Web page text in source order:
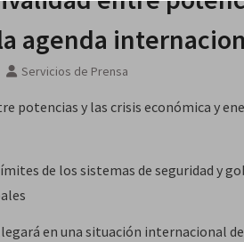
agenda
Servicios de Prensa
potencias y las crisis económica y
de los sistemas de seguridad y
en una situación internacional